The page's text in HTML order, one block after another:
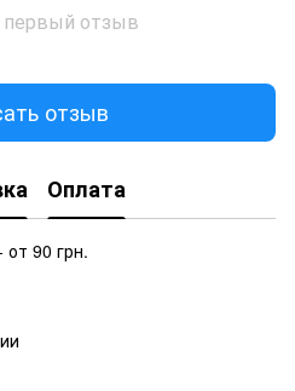
первый отзыв
отзыв
Оплата
от 90 грн.